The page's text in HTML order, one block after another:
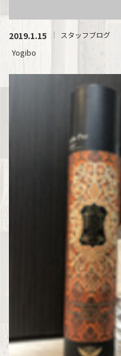
2019.1.15 スタッフブログ
Yogibo